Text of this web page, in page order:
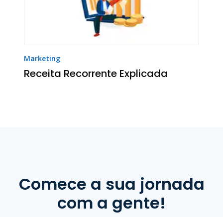
Marketing
Receita Recorrente Explicada
Comece a sua jornada
com a gente!